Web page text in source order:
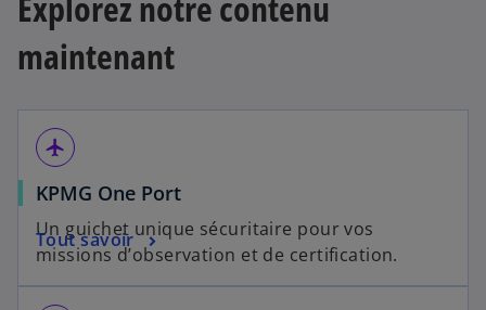
maintenant
airplanemode_active
KPMG One Port
Un guichet unique sécuritaire pour vos
missions d’observation et de certification.
Tout savoir